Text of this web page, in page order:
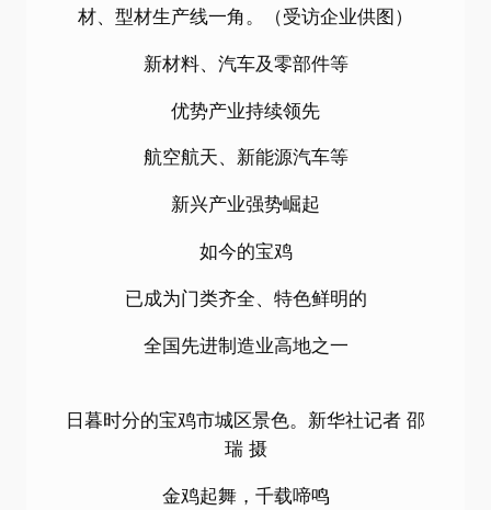
材、型材生产线一角。（受访企业供图）
新材料、汽车及零部件等
优势产业持续领先
航空航天、新能源汽车等
新兴产业强势崛起
如今的宝鸡
已成为门类齐全、特色鲜明的
全国先进制造业高地之一
日暮时分的宝鸡市城区景色。新华社记者 邵
瑞 摄
金鸡起舞，千载啼鸣